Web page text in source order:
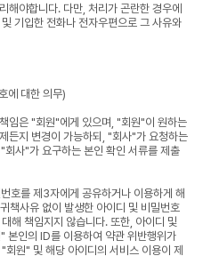
해야합니다. 다만, 처리가 곤란한 경우에
기입한 전화나 전자우편으로 그 사유와
에 대한 의무)
임은 "회원"에게 있으며, "회원"이 원하는
든지 변경이 가능하되, "회사"가 요청하는
사"가 요구하는 본인 확인 서류를 제출
호를 제3자에게 공유하거나 이용하게 해
책사유 없이 발생한 아이디 및 비밀번호
해 책임지지 않습니다. 또한, 아이디 및
본인의 ID를 이용하여 약관 위반행위가
원" 및 해당 아이디의 서비스 이용이 제